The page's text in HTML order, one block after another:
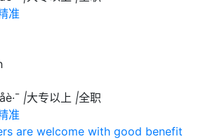
准
|大专以上 |全职
准
are welcome with good benefit